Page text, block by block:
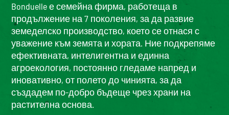
Bonduelle е семейна фирма, работеща в
продължение на 7 поколения, за да развие
земеделско производство, което се отнася с
уважение към земята и хората. Ние подкрепяме
ефективната, интелигентна и единна
агроекология, постоянно гледаме напред и
иновативно, от полето до чинията, за да
създадем по-добро бъдеще чрез храни на
растителна основа.